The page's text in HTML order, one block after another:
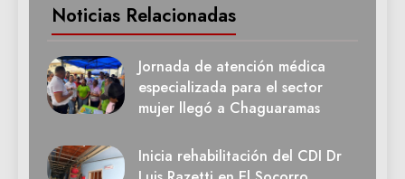
Noticias Relacionadas
Jornada de atención médica
especializada para el sector
mujer llegó a Chaguaramas
Inicia rehabilitación del CDI Dr